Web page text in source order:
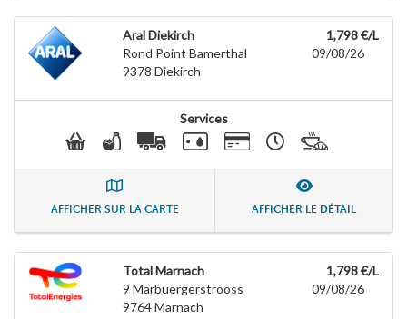
Aral Diekirch
Rond Point Bamerthal
9378 Diekirch
1,798 €/L
09/08/26
Services
AFFICHER SUR LA CARTE AFFICHER LE DÉTAIL
Total Marnach
9 Marbuergerstrooss
9764Marnach
1,798 €/L
09/08/26